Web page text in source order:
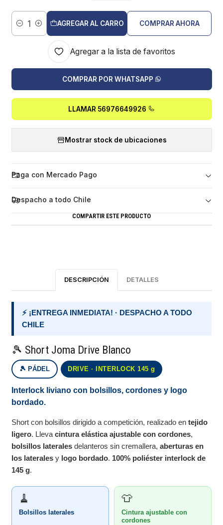
Cantidad
AGREGAR AL CARRO COMPRAR AHORA
Agregar a la lista de favoritos
COMPRAR POR WHATSAPP
LLAMAR 56976649926
Mostrar stock de ubicaciones
Paga con Mercado Pago
Despacho a todo Chile
COMPARTIR ESTE PRODUCTO
DESCRIPCIÓN DETALLES
⚡ ¡ENTREGA INMEDIATA! · DESPACHO A TODO
CHILE
🎾 Short Joma Drive Blanco
🎾 PÁDEL DRIVE · INTERLOCK 145 g
Interlock liviano con bolsillos, cordones y logo
bordado.
Short con bolsillos dirigido a competición, realizado entejido
ligero. Llevacintura elástica ajustable con cordones,
bolsillos laterales delanteros sin cremallera,aberturas en
los laterales y logo bordado. 100% poliéster interlock de
145 g.
🧹
Bolsillos laterales
👕
Cintura ajustable con
cordones